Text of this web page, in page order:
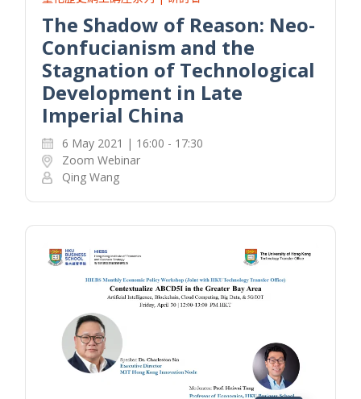
The Shadow of Reason: Neo-
Confucianism and the
Stagnation of Technological
Development in Late
Imperial China
6 May 2021 | 16:00 - 17:30
Zoom Webinar
Qing Wang